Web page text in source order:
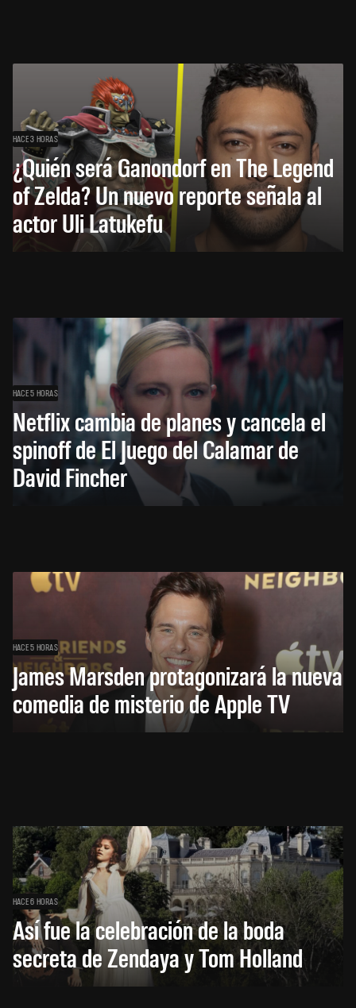
HACE 3 HORAS
¿Quién será Ganondorf en The Legend
of Zelda? Un nuevo reporte señala al
actor Uli Latukefu
HACE 5 HORAS
Netflix cambia de planes y cancela el
spinoff de El Juego del Calamar de
David Fincher
HACE 5 HORAS
James Marsden protagonizará la nueva
comedia de misterio de Apple TV
HACE 6 HORAS
Así fue la celebración de la boda
secreta de Zendaya y Tom Holland